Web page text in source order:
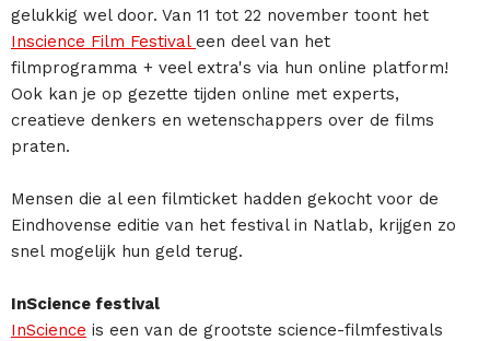
gelukkig wel door. Van 11 tot 22 november toont het
Inscience Film Festival een deel van het
filmprogramma + veel extra's via hun online platform!
Ook kan je op gezette tijden online met experts,
creatieve denkers en wetenschappers over de films
praten.
Mensen die al een filmticket hadden gekocht voor de
Eindhovense editie van het festival in Natlab, krijgen zo
snel mogelijk hun geld terug.
InScience festival
InScience is een van de grootste science-filmfestivals